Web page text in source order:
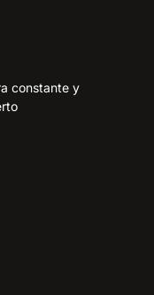
constante y